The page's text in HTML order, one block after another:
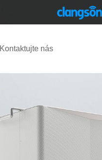
Kontaktujte nás